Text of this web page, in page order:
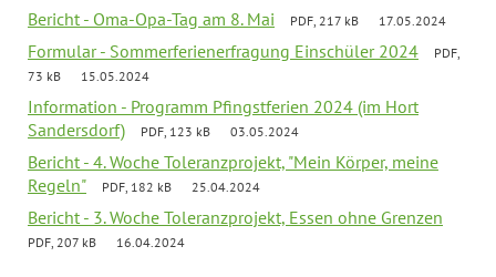
Bericht - Oma-Opa-Tag am 8. Mai PDF, 217 kB 17.05.2024
Formular - Sommerferienerfragung Einschüler 2024
PDF,
73 kB
15.05.2024
Information - Programm Pfingstferien 2024 (im Hort
Sandersdorf)
PDF, 123 kB 03.05.2024
Bericht - 4. Woche Toleranzprojekt, "Mein Körper, meine
Regeln"
PDF, 182 kB 25.04.2024
Bericht - 3. Woche Toleranzprojekt, Essen ohne Grenzen
PDF, 207 kB 16.04.2024